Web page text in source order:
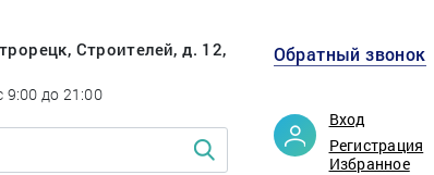
Строителей, д. 12,
9:00 до 21:00
Обратный звонок
Вход
Регистрация
Избранное